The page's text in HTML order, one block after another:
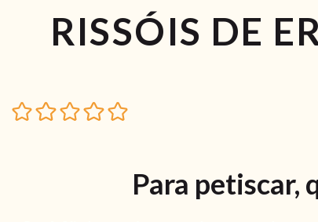
RISSÓIS DE
Para petiscar,